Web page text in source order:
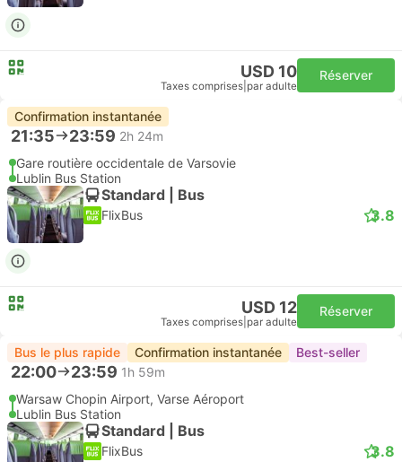
USD 10
Taxes comprises par adulte
Réserver
Confirmation instantanée
21:35 23:59 2h 24m
Gare routière occidentale de Varsovie
Lublin Bus Station
Standard | Bus
FlixBus 3.8
USD 12
Taxes comprises par adulte
Réserver
Bus le plus rapide Confirmation instantanée Best-seller
22:00 23:59 1h 59m
Warsaw Chopin Airport, Varse Aéroport
Lublin Bus Station
Standard | Bus
FlixBus 3.8